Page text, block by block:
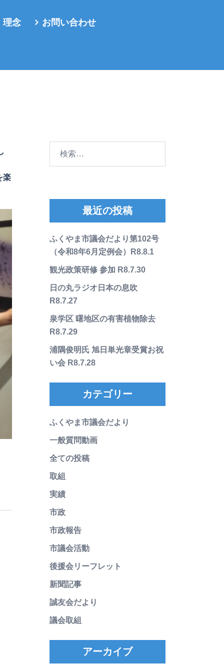
理念 お問い合わせ
楽
最近の投稿
ふくやま市議会だより第102号
（令和8年6月定例会）R8.8.1
観光政策研修 参加 R8.7.30
日の丸ラジオ日本の息吹
R8.7.27
泉学区 曙地区の有害植物除去
R8.7.29
浦隅俊明氏 旭日単光章受賞お祝
い会 R8.7.28
カテゴリー
ふくやま市議会だより
一般質問動画
全ての投稿
取組
実績
市政
市政報告
市議会活動
後援会リーフレット
新聞記事
誠友会だより
議会取組
アーカイブ